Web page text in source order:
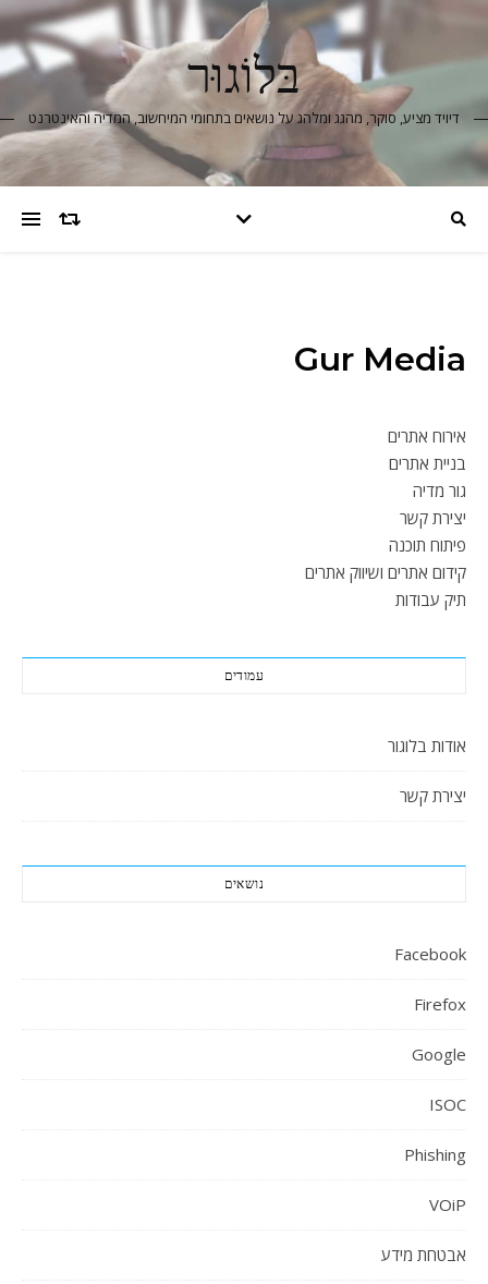
בּלוֹגוּר
דיויד מציע, סוקר, מהגג ומלהג על נושאים בתחומי המיחשוב, המדיה והאינטרנט
Gur Media
אירוח אתרים
בניית אתרים
גור מדיה
יצירת קשר
פיתוח תוכנה
קידום אתרים ושיווק אתרים
תיק עבודות
עמודים
אודות בלוגור
יצירת קשר
נושאים
Facebook
Firefox
Google
ISOC
Phishing
VOiP
אבטחת מידע